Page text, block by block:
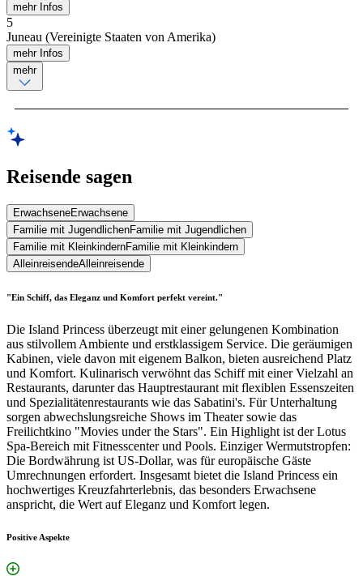
mehr Infos
5
Juneau (Vereinigte Staaten von Amerika)
mehr Infos
mehr
Reisende sagen
ErwachseneErwachsene
Familie mit JugendlichenFamilie mit Jugendlichen
Familie mit KleinkindernFamilie mit Kleinkindern
AlleinreisendeAlleinreisende
"Ein Schiff, das Eleganz und Komfort perfekt vereint."
Die Island Princess überzeugt mit einer gelungenen Kombination
aus stilvollem Ambiente und erstklassigem Service. Die geräumigen
Kabinen, viele davon mit eigenem Balkon, bieten ausreichend Platz
und Komfort. Kulinarisch verwöhnt das Schiff mit einer Vielzahl an
Restaurants, darunter das Hauptrestaurant mit flexiblen Essenszeiten
und Spezialitätenrestaurants wie das Sabatini's. Für Unterhaltung
sorgen abwechslungsreiche Shows im Theater sowie das
Freilichtkino "Movies under the Stars". Ein Highlight ist der Lotus
Spa-Bereich mit Fitnesscenter und Pools. Einziger Wermutstropfen:
Die Bordwährung ist US-Dollar, was für europäische Gäste
Umrechnungen erfordert. Insgesamt bietet die Island Princess ein
hochwertiges Kreuzfahrterlebnis, das besonders Erwachsene
anspricht, die Wert auf Eleganz und Komfort legen.
Positive Aspekte